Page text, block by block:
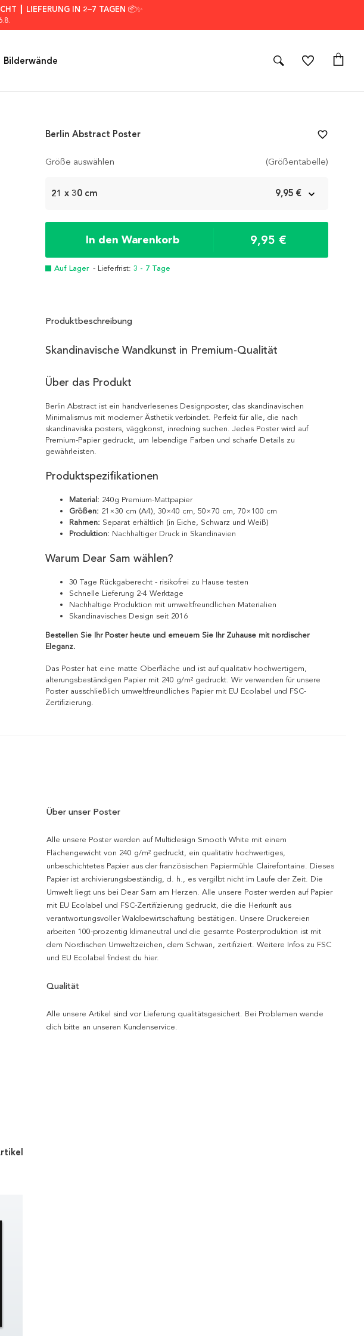
┃ LIEFERUNG IN 2–7 TAGEN 📦✨
Bilderwände
Größe auswählen (Größentabelle)
21 x 30 cm 9,95 €
In den Warenkorb 9,95 €
Auf Lager - Lieferfrist: 3 - 7 Tage
Berlin Abstract Poster favorite_border
Produktbeschreibung
Skandinavische Wandkunst in Premium-Qualität
Über das Produkt
Berlin Abstract ist ein handverlesenes Designposter, das skandinavischen
Minimalismus mit moderner Ästhetik verbindet. Perfekt für alle, die nach
skandinaviska posters, väggkonst, inredning suchen. Jedes Poster wird auf
Premium-Papier gedruckt, um lebendige Farben und scharfe Details zu
gewährleisten.
Produktspezifikationen
Material: 240g Premium-Mattpapier
Größen: 21×30 cm (A4), 30×40 cm, 50×70 cm, 70×100 cm
Rahmen: Separat erhältlich (in Eiche, Schwarz und Weiß)
Produktion: Nachhaltiger Druck in Skandinavien
Warum Dear Sam wählen?
30 Tage Rückgaberecht - risikofrei zu Hause testen
Schnelle Lieferung 2-4 Werktage
Nachhaltige Produktion mit umweltfreundlichen Materialien
Skandinavisches Design seit 2016
Bestellen Sie Ihr Poster heute und erneuern Sie Ihr Zuhause mit nordischer
Eleganz.
Das Poster hat eine matte Oberfläche und ist auf qualitativ hochwertigem,
alterungsbeständigen Papier mit 240 g/m² gedruckt. Wir verwenden für unsere
Poster ausschließlich umweltfreundliches Papier mit EU Ecolabel und FSC-
Zertifizierung.
Über unser Poster
Alle unsere Poster werden auf Multidesign Smooth White mit einem
Flächengewicht von 240 g/m² gedruckt, ein qualitativ hochwertiges,
unbeschichtetes Papier aus der französischen Papiermühle Clairefontaine. Dieses
Papier ist archivierungsbeständig, d. h., es vergilbt nicht im Laufe der Zeit. Die
Umwelt liegt uns bei Dear Sam am Herzen. Alle unsere Poster werden auf Papier
mit EU Ecolabel und FSC-Zertifizierung gedruckt, die die Herkunft aus
verantwortungsvoller Waldbewirtschaftung bestätigen. Unsere Druckereien
arbeiten 100-prozentig klimaneutral und die gesamte Posterproduktion ist mit
dem Nordischen Umweltzeichen, dem Schwan, zertifiziert. Weitere Infos zu FSC
und EU Ecolabel findest du hier.
Qualität
Alle unsere Artikel sind vor Lieferung qualitätsgesichert. Bei Problemen wende
dich bitte an unseren Kundenservice.